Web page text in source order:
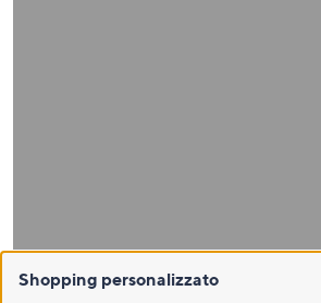
Shopping personalizzato